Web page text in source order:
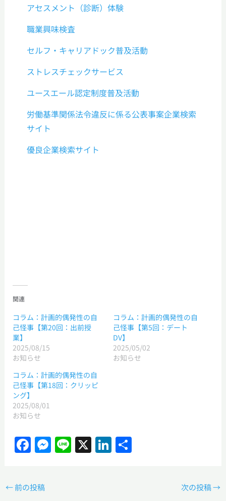
アセスメント（診断）体験
職業興味検査
セルフ・キャリアドック普及活動
ストレスチェックサービス
ユースエール認定制度普及活動
労働基準関係法令違反に係る公表事案企業検索
サイト
優良企業検索サイト
関連
コラム：計画的偶発性の自
己怪事【第20回：出前授
業】
2025/08/15
お知らせ
コラム：計画的偶発性の自
己怪事【第5回：デート
DV】
2025/05/02
お知らせ
コラム：計画的偶発性の自
己怪事【第18回：クリッピ
ング】
2025/08/01
お知らせ
F
a
e
M
e
Li
n
X Li
n
共
←前の投稿 次の投稿→